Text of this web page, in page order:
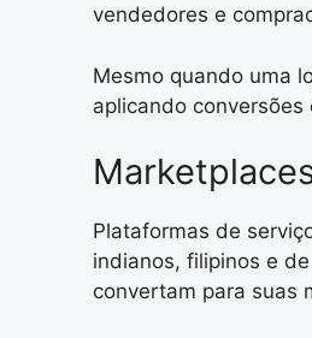
vendedores e
Mesmo quando uma
aplicando
Plataformas de
indianos, filipinos e
convertam para suas